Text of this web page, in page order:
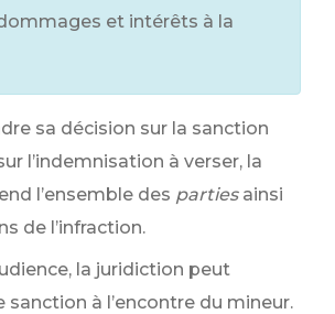
et intérêts à la
sa décision sur la sanction
l’indemnisation à verser, la
l’ensemble des parties ainsi
de l’infraction.
la juridiction peut
sanction à l’encontre du mineur.